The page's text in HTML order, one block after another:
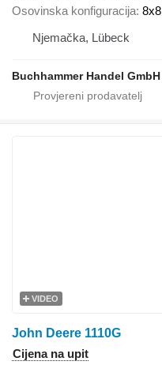
Osovinska konfiguracija 8x8
Njemačka, Lübeck
Buchhammer Handel GmbH
VIDEO
John Deere 1110G
Cijena na upit